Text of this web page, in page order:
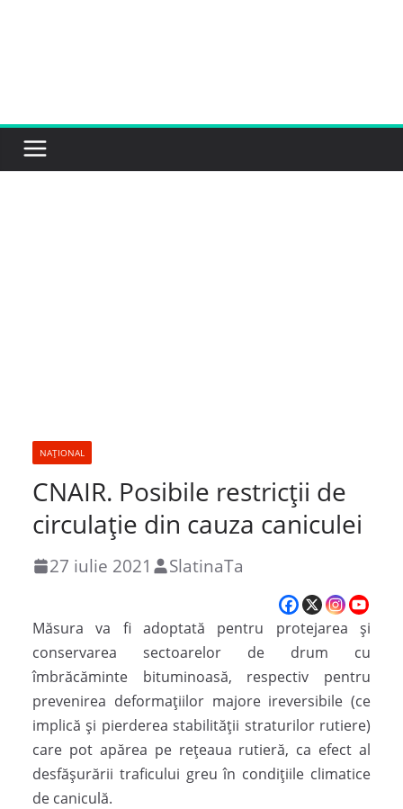
NAȚIONAL
CNAIR. Posibile restricţii de
circulaţie din cauza caniculei
27 iulie 2021 SlatinaTa
Măsura va fi adoptată pentru protejarea şi
conservarea sectoarelor de drum cu
îmbrăcăminte bituminoasă, respectiv pentru
prevenirea deformaţiilor majore ireversibile (ce
implică şi pierderea stabilităţii straturilor rutiere)
care pot apărea pe reţeaua rutieră, ca efect al
desfăşurării traficului greu în condiţiile climatice
de caniculă.